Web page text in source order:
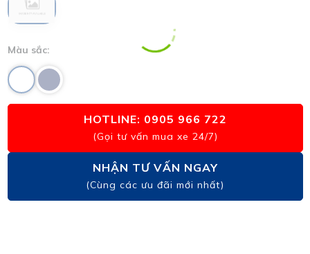
945KG
Màu sắc:
HOTLINE: 0905 966 722
(Gọi tư vấn mua xe 24/7)
NHẬN TƯ VẤN NGAY
(Cùng các ưu đãi mới nhất)